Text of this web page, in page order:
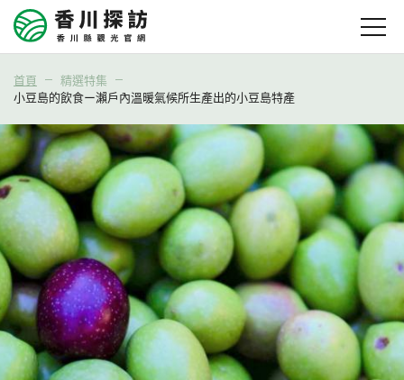
首頁
精選特集
小豆島的飲食ー瀨戶內溫暖氣候所生產出的小豆島特產